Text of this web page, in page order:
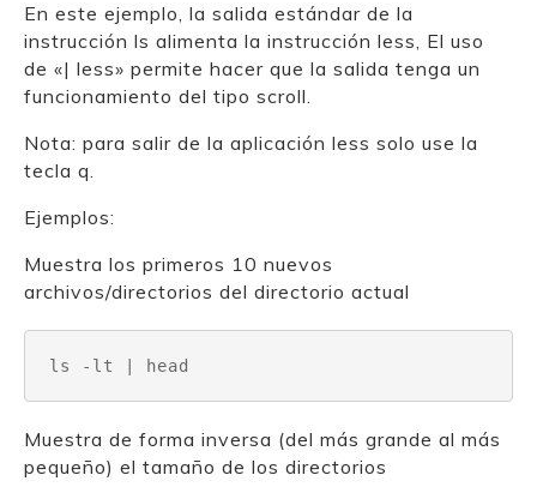
En este ejemplo, la salida estándar de la
instrucción ls alimenta la instrucción less, El uso
de «| less» permite hacer que la salida tenga un
funcionamiento del tipo scroll.
Nota: para salir de la aplicación less solo use la
tecla q.
Ejemplos:
Muestra los primeros 10 nuevos
archivos/directorios del directorio actual
ls -lt | head
Muestra de forma inversa (del más grande al más
pequeño) el tamaño de los directorios